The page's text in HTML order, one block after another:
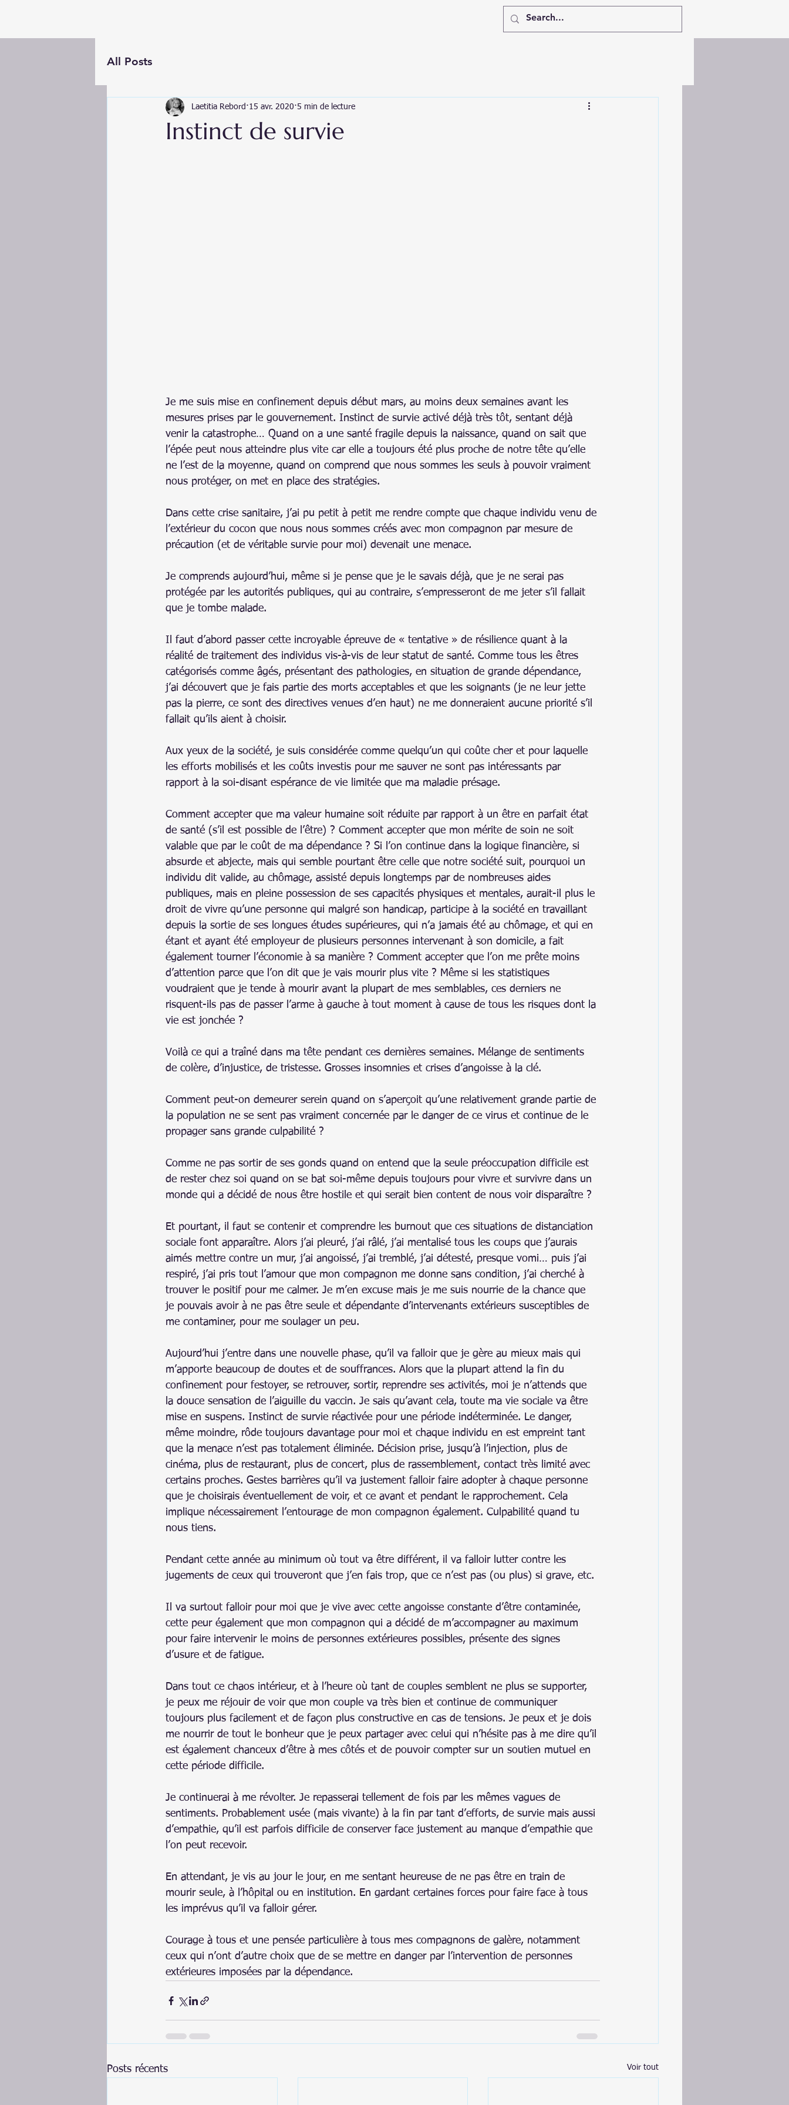
All Posts
Instinct de survie
Laetitia Rebord 15 avr. 2020 5 min de lecture
Je me suis mise en confinement depuis début mars, au moins deux semaines avant les
mesures prises par le gouvernement. Instinct de survie activé déjà très tôt, sentant déjà
venir la catastrophe… Quand on a une santé fragile depuis la naissance, quand on sait que
l’épée peut nous atteindre plus vite car elle a toujours été plus proche de notre tête qu’elle
ne l’est de la moyenne, quand on comprend que nous sommes les seuls à pouvoir vraiment
nous protéger, on met en place des stratégies.
Dans cette crise sanitaire, j’ai pu petit à petit me rendre compte que chaque individu venu de
l’extérieur du cocon que nous nous sommes créés avec mon compagnon par mesure de
précaution (et de véritable survie pour moi) devenait une menace.
Je comprends aujourd’hui, même si je pense que je le savais déjà, que je ne serai pas
protégée par les autorités publiques, qui au contraire, s’empresseront de me jeter s’il fallait
que je tombe malade.
Il faut d’abord passer cette incroyable épreuve de « tentative » de résilience quant à la
réalité de traitement des individus vis-à-vis de leur statut de santé. Comme tous les êtres
catégorisés comme âgés, présentant des pathologies, en situation de grande dépendance,
j’ai découvert que je fais partie des morts acceptables et que les soignants (je ne leur jette
pas la pierre, ce sont des directives venues d’en haut) ne me donneraient aucune priorité s’il
fallait qu’ils aient à choisir.
Aux yeux de la société, je suis considérée comme quelqu’un qui coûte cher et pour laquelle
les efforts mobilisés et les coûts investis pour me sauver ne sont pas intéressants par
rapport à la soi-disant espérance de vie limitée que ma maladie présage.
Comment accepter que ma valeur humaine soit réduite par rapport à un être en parfait état
de santé (s’il est possible de l’être) ? Comment accepter que mon mérite de soin ne soit
valable que par le coût de ma dépendance ? Si l’on continue dans la logique financière, si
absurde et abjecte, mais qui semble pourtant être celle que notre société suit, pourquoi un
individu dit valide, au chômage, assisté depuis longtemps par de nombreuses aides
publiques, mais en pleine possession de ses capacités physiques et mentales, aurait-il plus le
droit de vivre qu’une personne qui malgré son handicap, participe à la société en travaillant
depuis la sortie de ses longues études supérieures, qui n’a jamais été au chômage, et qui en
étant et ayant été employeur de plusieurs personnes intervenant à son domicile, a fait
également tourner l’économie à sa manière ? Comment accepter que l’on me prête moins
d’attention parce que l’on dit que je vais mourir plus vite ? Même si les statistiques
voudraient que je tende à mourir avant la plupart de mes semblables, ces derniers ne
risquent-ils pas de passer l’arme à gauche à tout moment à cause de tous les risques dont la
vie est jonchée ?
Voilà ce qui a traîné dans ma tête pendant ces dernières semaines. Mélange de sentiments
de colère, d’injustice, de tristesse. Grosses insomnies et crises d’angoisse à la clé.
Comment peut-on demeurer serein quand on s’aperçoit qu’une relativement grande partie de
la population ne se sent pas vraiment concernée par le danger de ce virus et continue de le
propager sans grande culpabilité ?
Comme ne pas sortir de ses gonds quand on entend que la seule préoccupation difficile est
de rester chez soi quand on se bat soi-même depuis toujours pour vivre et survivre dans un
monde qui a décidé de nous être hostile et qui serait bien content de nous voir disparaître ?
Et pourtant, il faut se contenir et comprendre les burnout que ces situations de distanciation
sociale font apparaître. Alors j’ai pleuré, j’ai râlé, j’ai mentalisé tous les coups que j’aurais
aimés mettre contre un mur, j’ai angoissé, j’ai tremblé, j’ai détesté, presque vomi… puis j’ai
respiré, j’ai pris tout l’amour que mon compagnon me donne sans condition, j’ai cherché à
trouver le positif pour me calmer. Je m’en excuse mais je me suis nourrie de la chance que
je pouvais avoir à ne pas être seule et dépendante d’intervenants extérieurs susceptibles de
me contaminer, pour me soulager un peu.
Aujourd’hui j’entre dans une nouvelle phase, qu’il va falloir que je gère au mieux mais qui
m’apporte beaucoup de doutes et de souffrances. Alors que la plupart attend la fin du
confinement pour festoyer, se retrouver, sortir, reprendre ses activités, moi je n’attends que
la douce sensation de l’aiguille du vaccin. Je sais qu’avant cela, toute ma vie sociale va être
mise en suspens. Instinct de survie réactivée pour une période indéterminée. Le danger,
même moindre, rôde toujours davantage pour moi et chaque individu en est empreint tant
que la menace n’est pas totalement éliminée. Décision prise, jusqu’à l’injection, plus de
cinéma, plus de restaurant, plus de concert, plus de rassemblement, contact très limité avec
certains proches. Gestes barrières qu’il va justement falloir faire adopter à chaque personne
que je choisirais éventuellement de voir, et ce avant et pendant le rapprochement. Cela
implique nécessairement l’entourage de mon compagnon également. Culpabilité quand tu
nous tiens.
Pendant cette année au minimum où tout va être différent, il va falloir lutter contre les
jugements de ceux qui trouveront que j’en fais trop, que ce n’est pas (ou plus) si grave, etc.
Il va surtout falloir pour moi que je vive avec cette angoisse constante d’être contaminée,
cette peur également que mon compagnon qui a décidé de m’accompagner au maximum
pour faire intervenir le moins de personnes extérieures possibles, présente des signes
d’usure et de fatigue.
Dans tout ce chaos intérieur, et à l’heure où tant de couples semblent ne plus se supporter,
je peux me réjouir de voir que mon couple va très bien et continue de communiquer
toujours plus facilement et de façon plus constructive en cas de tensions. Je peux et je dois
me nourrir de tout le bonheur que je peux partager avec celui qui n’hésite pas à me dire qu’il
est également chanceux d’être à mes côtés et de pouvoir compter sur un soutien mutuel en
cette période difficile.
Je continuerai à me révolter. Je repasserai tellement de fois par les mêmes vagues de
sentiments. Probablement usée (mais vivante) à la fin par tant d’efforts, de survie mais aussi
d’empathie, qu’il est parfois difficile de conserver face justement au manque d’empathie que
l’on peut recevoir.
En attendant, je vis au jour le jour, en me sentant heureuse de ne pas être en train de
mourir seule, à l’hôpital ou en institution. En gardant certaines forces pour faire face à tous
les imprévus qu’il va falloir gérer.
Courage à tous et une pensée particulière à tous mes compagnons de galère, notamment
ceux qui n’ont d’autre choix que de se mettre en danger par l’intervention de personnes
extérieures imposées par la dépendance.
Posts récents Voir tout